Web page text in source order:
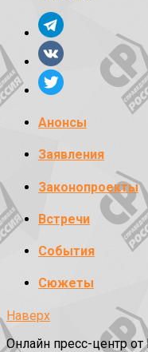
Анонсы
Заявления
Законопроекты
Встречи
События
Сюжеты
Наверх
Онлайн пресс-центр